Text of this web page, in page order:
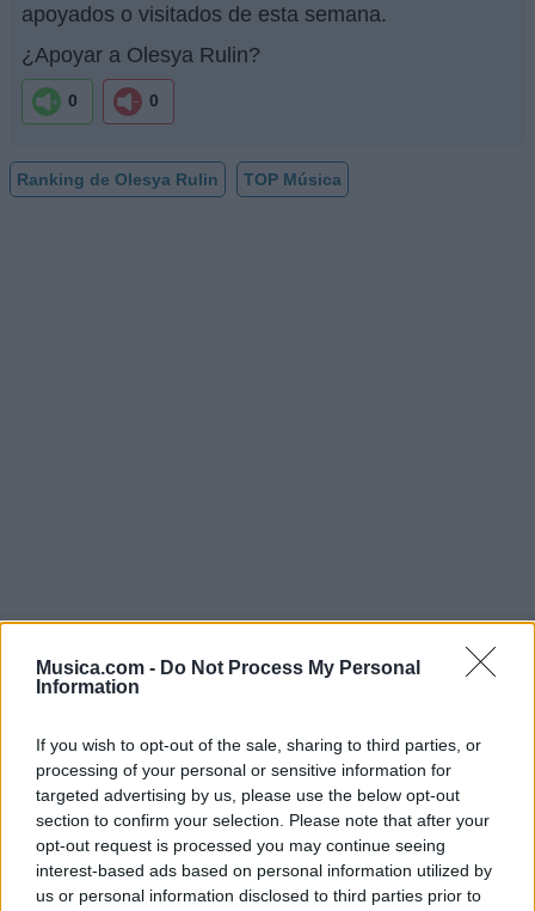
Musica.com - Do Not Process My Personal
Information
If you wish to opt-out of the sale, sharing to third parties, or
processing of your personal or sensitive information for
targeted advertising by us, please use the below opt-out
section to confirm your selection. Please note that after your
opt-out request is processed you may continue seeing
interest-based ads based on personal information utilized by
us or personal information disclosed to third parties prior to
apoyados o visitados de esta semana.
¿Apoyar a Olesya Rulin?
0 0
Ranking de Olesya Rulin TOP Música
Ver perfil
@musicapuntocom Ver perfil